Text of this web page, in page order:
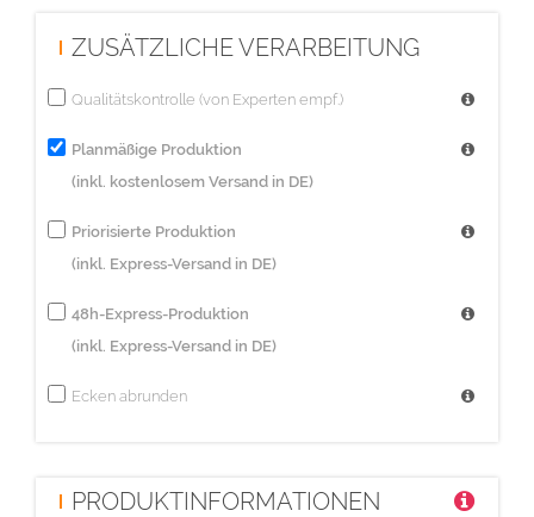
ZUSÄTZLICHE VERARBEITUNG
Qualitätskontrolle (von Experten empf.)
Planmäßige Produktion
(inkl. kostenlosem Versand in DE)
Priorisierte Produktion
(inkl. Express-Versand in DE)
48h-Express-Produktion
(inkl. Express-Versand in DE)
Ecken abrunden
PRODUKTINFORMATIONEN